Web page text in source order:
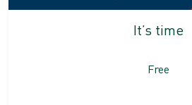
It’s time
Free